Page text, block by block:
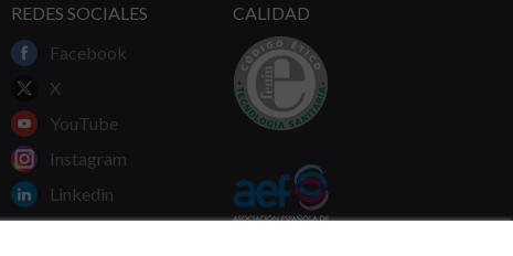
REDES SOCIALES
Facebook
X
YouTube
Instagram
Linkedin
CALIDAD